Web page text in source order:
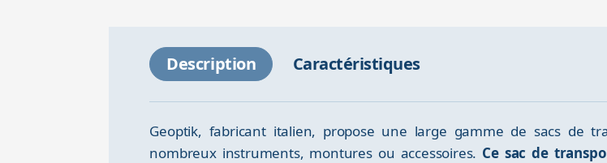
Description Caractéristiques
Geoptik, fabricant italien, propose une large gamme de sacs de
nombreux instruments, montures ou accessoires. Ce sac de